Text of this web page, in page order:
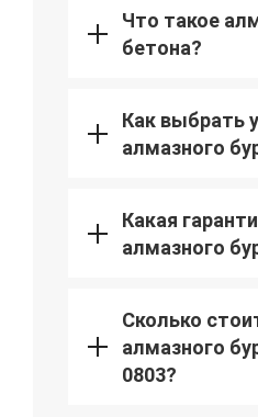
Что такое
бетона?
Как выбрать
алмазного
Какая
алмазного
Сколько
алмазного
0803?